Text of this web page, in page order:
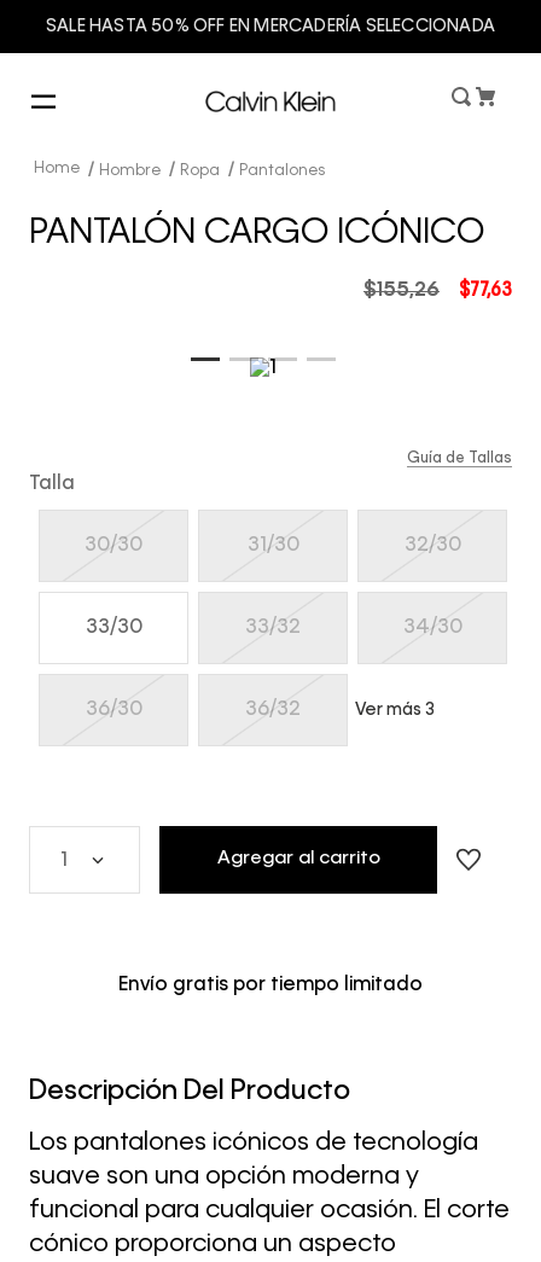
SALE HASTA 50% OFF EN MERCADERÍA SELECCIONADA
Hombre Ropa Pantalones
PANTALÓN CARGO ICÓNICO
$77,63
$155,26
Talla
30/30 31/30 32/30
33/30 33/32 34/30
36/30 36/32 Ver más 3
Guía de Tallas
Agregar al carrito
Envío gratis por tiempo limitado
Descripción Del Producto
Los pantalones icónicos de tecnología
suave son una opción moderna y
funcional para cualquier ocasión. El corte
cónico proporciona un aspecto